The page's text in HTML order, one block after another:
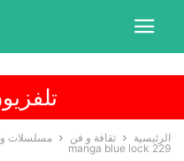
الرئيسية ثقافة و فن مسلسلات
manga blue lock 229